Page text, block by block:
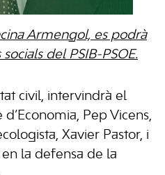
Armengol, es podrà
del PSIB-PSOE.
civil, intervindrà el
Pep Vicens,
Xavier Pastor, i
la defensa de la